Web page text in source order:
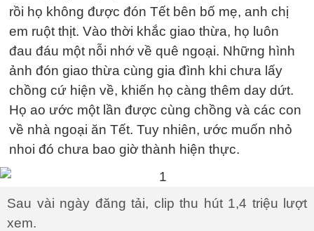
rồi họ không được đón Tết bên bố mẹ, anh chị
em ruột thịt. Vào thời khắc giao thừa, họ luôn
đau đáu một nỗi nhớ về quê ngoại. Những hình
ảnh đón giao thừa cùng gia đình khi chưa lấy
chồng cứ hiện về, khiến họ càng thêm day dứt.
Họ ao ước một lần được cùng chồng và các con
về nhà ngoại ăn Tết. Tuy nhiên, ước muốn nhỏ
nhoi đó chưa bao giờ thành hiện thực.
Sau vài ngày đăng tải, clip thu hút 1,4 triệu lượt
xem.